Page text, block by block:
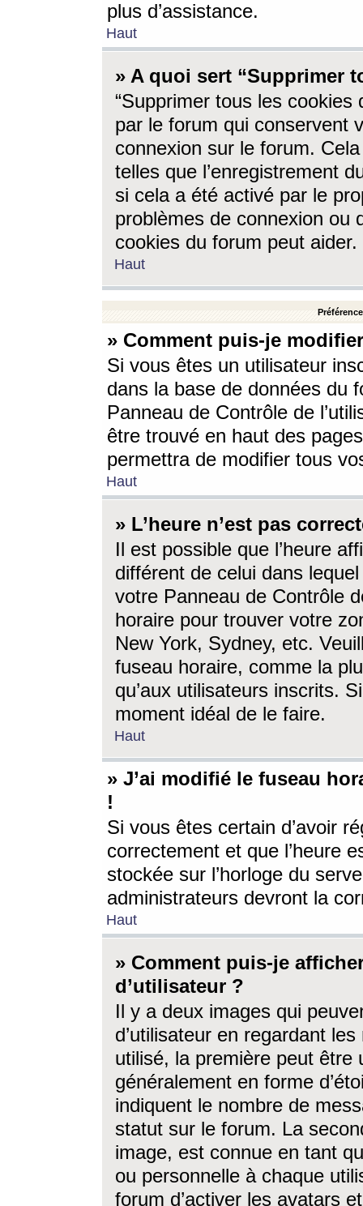
plus d’assistance.
Haut
» A quoi sert “Supprimer
“Supprimer tous les cookies
par le forum qui conservent
connexion sur le forum.
telles que l’enregistrement
si cela a été activé par le
problèmes de connexion ou
cookies du forum peut aider.
Haut
» Comment puis-je
Si vous êtes un utilisateur
dans la base de données du
Panneau de Contrôle de
être trouvé en haut des
permettra de modifier tous
Haut
» L’heure n’est pas
Il est possible que l’heure
différent de celui dans
votre Panneau de Contrôle
horaire pour trouver votre
New York, Sydney, etc.
fuseau horaire, comme la
qu’aux utilisateurs inscrits.
moment idéal de le faire.
Haut
» J’ai modifié le fuseau
!
Si vous êtes certain d’avoir
correctement et que l’heure
stockée sur l’horloge du
administrateurs devront la
Haut
» Comment puis-je
d’utilisateur ?
Il y a deux images qui
d’utilisateur en regardant
utilisé, la première peut être
généralement en forme
indiquent le nombre de
statut sur le forum. La
image, est connue en tant
ou personnelle à chaque
forum d’activer les avatars